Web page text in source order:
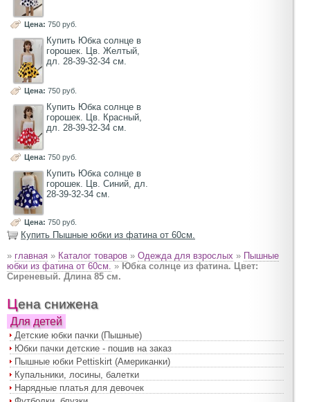
Цена: 750 руб.
Купить Юбка солнце в
горошек. Цв. Желтый,
дл. 28-39-32-34 см.
Цена: 750 руб.
Купить Юбка солнце в
горошек. Цв. Красный,
дл. 28-39-32-34 см.
Цена: 750 руб.
Купить Юбка солнце в
горошек. Цв. Синий, дл.
28-39-32-34 см.
Цена: 750 руб.
Купить Пышные юбки из фатина от 60см.
» главная » Каталог товаров » Одежда для взрослых » Пышные
юбки из фатина от 60см. » Юбка солнце из фатина. Цвет:
Сиреневый. Длина 85 см.
Цена снижена
Для детей
Детские юбки пачки (Пышные)
Юбки пачки детские - пошив на заказ
Пышные юбки Pettiskirt (Американки)
Купальники, лосины, балетки
Нарядные платья для девочек